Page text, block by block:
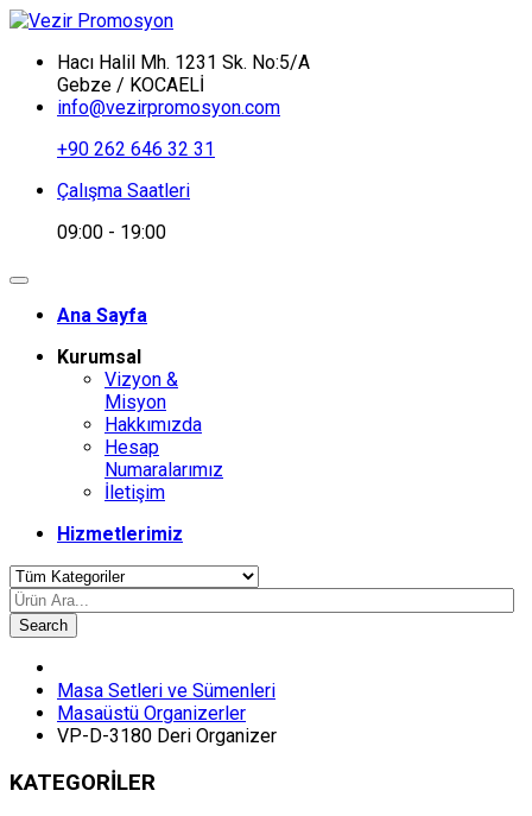
Hacı Halil Mh. 1231 Sk. No:5/A
Gebze / KOCAELİ
info@vezirpromosyon.com
+90 262 646 32 31
Çalışma Saatleri
09:00 - 19:00
Ana Sayfa
Kurumsal
Vizyon &
Misyon
Hakkımızda
Hesap
Numaralarımız
İletişim
Hizmetlerimiz
Search
Masa Setleri ve Sümenleri
Masaüstü Organizerler
VP-D-3180 Deri Organizer
KATEGORİLER